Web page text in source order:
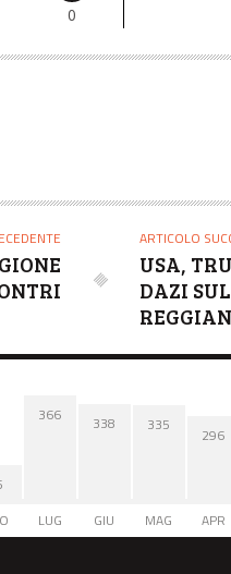
0
ARTICOLO
USA,
DAZI
366
LUG
338
GIU
335
MAG
296
APR